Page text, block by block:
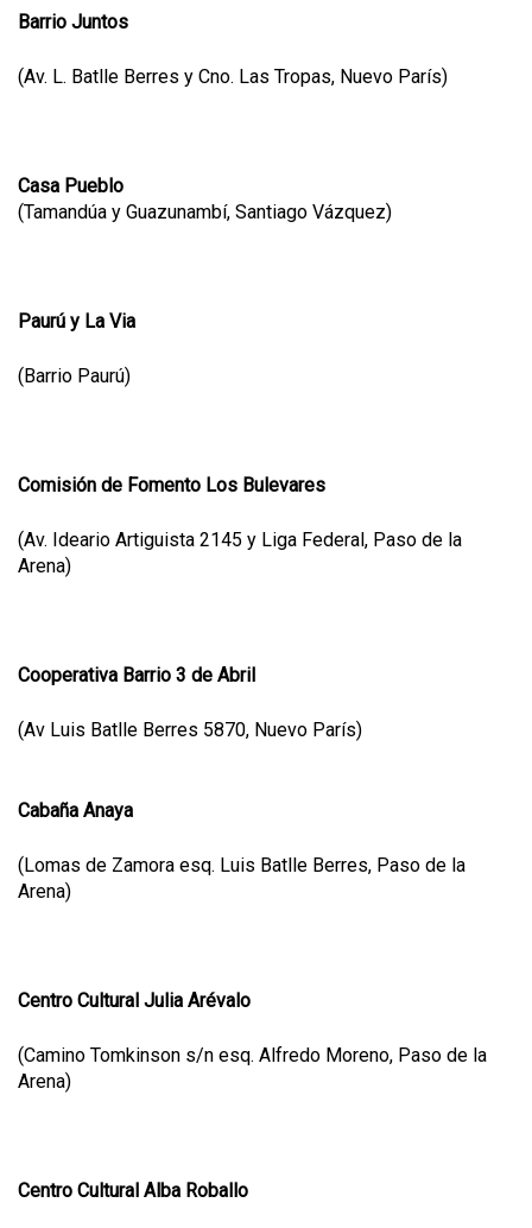
Barrio Juntos
(Av. L. Batlle Berres y Cno. Las Tropas, Nuevo París)
Casa Pueblo
(Tamandúa y Guazunambí, Santiago Vázquez)
Paurú y La Via
(Barrio Paurú)
Comisión de Fomento Los Bulevares
(Av. Ideario Artiguista 2145 y Liga Federal, Paso de la
Arena)
Cooperativa Barrio 3 de Abril
(Av Luis Batlle Berres 5870, Nuevo París)
Cabaña Anaya
(Lomas de Zamora esq. Luis Batlle Berres, Paso de la
Arena)
Centro Cultural Julia Arévalo
(Camino Tomkinson s/n esq. Alfredo Moreno, Paso de la
Arena)
Centro Cultural Alba Roballo